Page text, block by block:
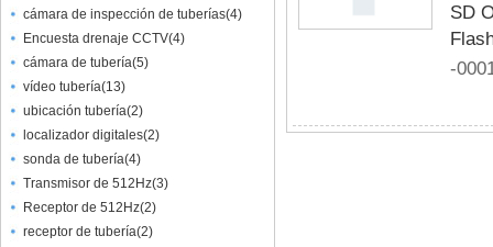
cámara de inspección de tuberías(4)
Encuesta drenaje CCTV(4)
cámara de tubería(5)
vídeo tubería(13)
ubicación tubería(2)
localizador digitales(2)
sonda de tubería(4)
Transmisor de 512Hz(3)
Receptor de 512Hz(2)
receptor de tubería(2)
SD
-